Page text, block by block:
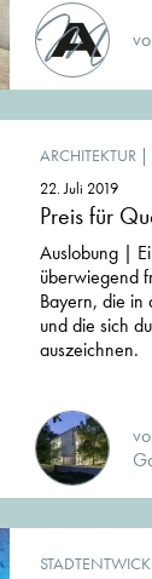
ARCHITEKTUR |
22. Juli 2019
Preis für
Auslobung |
überwiegend
Bayern, die in
und die sich
auszeichnen.